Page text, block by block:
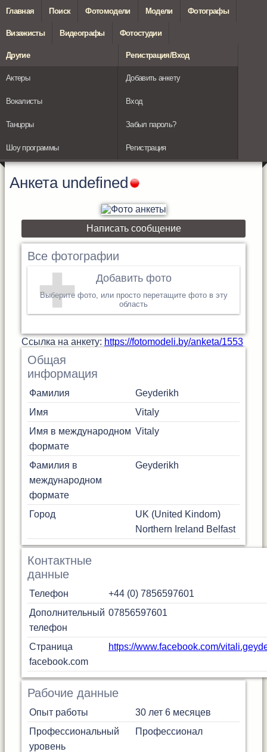
Главная Поиск Фотомодели Модели Фотографы
Визажисты Видеографы Фотостудии
Другие
Актеры
Вокалисты
Танцоры
Шоу программы
Регистрация/Вход
Добавить анкету
Вход
Забыл пароль?
Регистрация
Анкета undefined
Написать сообщение
Все фотографии
Добавить фото
Выберите фото, или просто перетащите фото в эту
область
Cсылка на анкету: https://fotomodeli.by/anketa/1553
Общая
информация
Фамилия
Geyderikh
Имя
Vitaly
Имя в международном
формате
Vitaly
Фамилия в
международном
формате
Geyderikh
Город
UK (United Kindom)
Northern Ireland Belfast
Контактные
данные
Телефон
+44 (0) 7856597601
Дополнительный
телефон
07856597601
Страница
facebook.com
https://www.facebook.com/
Рабочие данные
Опыт работы
30 лет 6 месяцев
Профессиональный
уровень
Профессионал